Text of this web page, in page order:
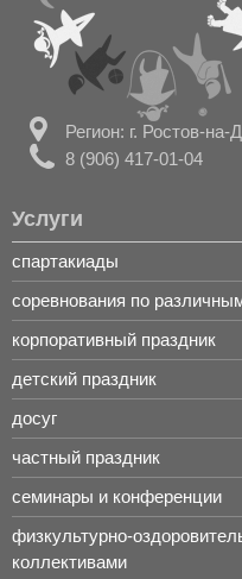
Регион: г. Ростов-на-
8 (906) 417-01-04
Услуги
спартакиады
соревнования по
корпоративный праздник
детский праздник
досуг
частный праздник
семинары и конференции
физкультурно-
коллективами